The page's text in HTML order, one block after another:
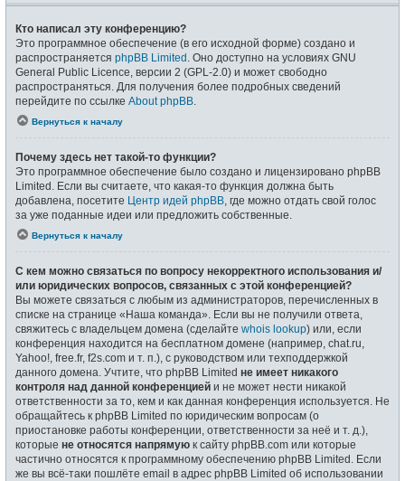
Кто написал эту конференцию?
Это программное обеспечение (в его исходной форме) создано и
распространяется phpBB Limited . Оно доступно на условиях GNU
General Public Licence, версии 2 (GPL-2.0) и может свободно
распространяться. Для получения более подробных сведений
перейдите по ссылке About phpBB
Вернуться к началу
Почему здесь нет такой-то функции?
Это программное обеспечение было создано и лицензировано phpBB
Limited. Если вы считаете, что какая-то функция должна быть
добавлена, посетите Центр идей phpBB , где можно отдать свой голос
за уже поданные идеи или предложить собственные.
Вернуться к началу
С кем можно связаться по вопросу некорректного использования и/
или юридических вопросов, связанных с этой конференцией?
Вы можете связаться с любым из администраторов, перечисленных в
списке на странице «Наша команда». Если вы не получили ответа,
свяжитесь с владельцем домена (сделайте whois lookup) или, если
конференция находится на бесплатном домене (например, chat.ru,
Yahoo!, free.fr, f2s.com и т. п.), с руководством или техподдержкой
данного домена. Учтите, что phpBB Limited не имеет никакого
контроля над данной конференцией и не может нести никакой
ответственности за то, кем и как данная конференция используется. Не
обращайтесь к phpBB Limited по юридическим вопросам (о
приостановке работы конференции, ответственности за неё и т. д.),
которые не относятся напрямую к сайту phpBB.com или которые
частично относятся к программному обеспечению phpBB Limited. Если
же вы всё-таки пошлёте email в адрес phpBB Limited об использовании